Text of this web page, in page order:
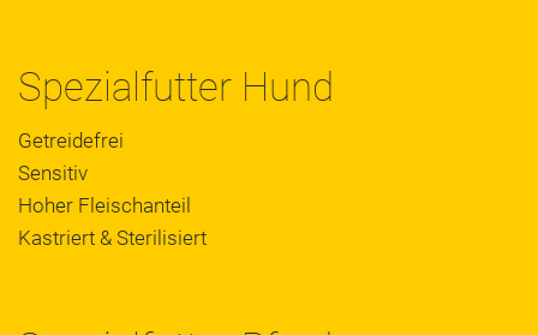
Spezialfutter Hund
Getreidefrei
Sensitiv
Hoher Fleischanteil
Kastriert & Sterilisiert